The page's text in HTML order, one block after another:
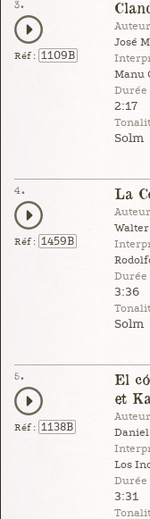
3.
Réf : 1109B
José
Manu
Durée
2:17
Solm
4.
Réf : 1459B
La
Walter
Durée
3:36
Solm
5.
Réf : 1138B
El
et
Daniel
Los
Durée
3:31